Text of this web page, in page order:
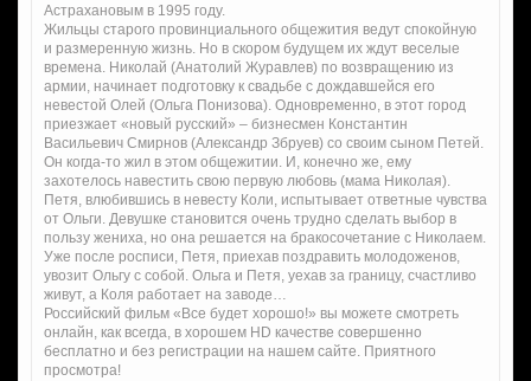
Астрахановым в 1995 году.
Жильцы старого провинциального общежития ведут спокойную
и размеренную жизнь. Но в скором будущем их ждут веселые
времена. Николай (Анатолий Журавлев) по возвращению из
армии, начинает подготовку к свадьбе с дождавшейся его
невестой Олей (Ольга Понизова). Одновременно, в этот город
приезжает «новый русский» – бизнесмен Константин
Васильевич Смирнов (Александр Збруев) со своим сыном Петей.
Он когда-то жил в этом общежитии. И, конечно же, ему
захотелось навестить свою первую любовь (мама Николая).
Петя, влюбившись в невесту Коли, испытывает ответные чувства
от Ольги. Девушке становится очень трудно сделать выбор в
пользу жениха, но она решается на бракосочетание с Николаем.
Уже после росписи, Петя, приехав поздравить молодоженов,
увозит Ольгу с собой. Ольга и Петя, уехав за границу, счастливо
живут, а Коля работает на заводе…
Российский фильм «Все будет хорошо!» вы можете смотреть
онлайн, как всегда, в хорошем HD качестве совершенно
бесплатно и без регистрации на нашем сайте. Приятного
просмотра!